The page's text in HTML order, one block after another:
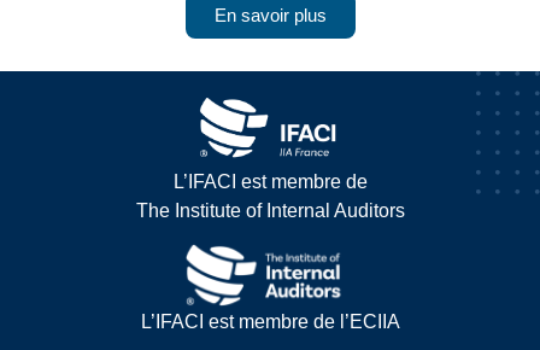
En savoir plus
L’IFACI est membre de
The Institute of Internal Auditors
L’IFACI est membre de l’ECIIA